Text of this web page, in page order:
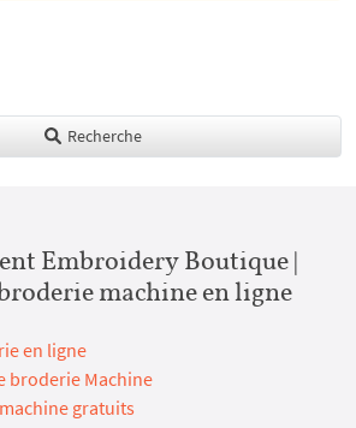
Recherche
Embroidery Boutique |
machine en ligne
en ligne
broderie Machine
gratuits